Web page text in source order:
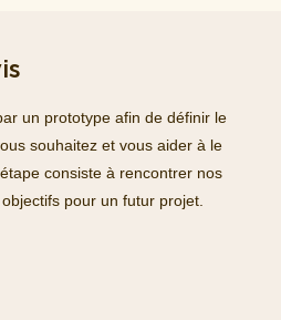
un prototype afin de définir le
souhaitez et vous aider à le
consiste à rencontrer nos
pour un futur projet.